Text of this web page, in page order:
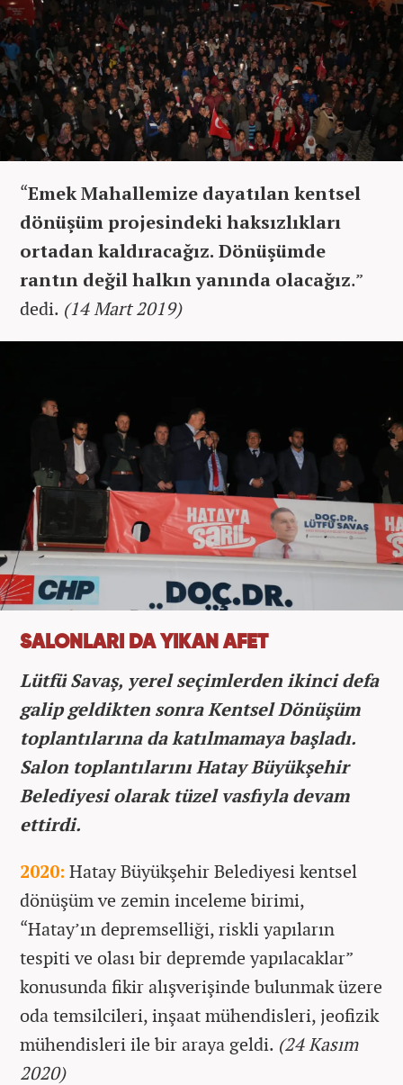
“Emek Mahallemize dayatılan kentsel
dönüşüm projesindeki haksızlıkları
ortadan kaldıracağız. Dönüşümde
rantın değil halkın yanında olacağız.”
dedi. (14 Mart 2019)
SALONLARI DA YIKAN AFET
Lütfü Savaş, yerel seçimlerden ikinci defa
galip geldikten sonra Kentsel Dönüşüm
toplantılarına da katılmamaya başladı.
Salon toplantılarını Hatay Büyükşehir
Belediyesi olarak tüzel vasfıyla devam
ettirdi.
2020: Hatay Büyükşehir Belediyesi kentsel
dönüşüm ve zemin inceleme birimi,
“Hatay’ın depremselliği, riskli yapıların
tespiti ve olası bir depremde yapılacaklar”
konusunda fikir alışverişinde bulunmak üzere
oda temsilcileri, inşaat mühendisleri, jeofizik
mühendisleri ile bir araya geldi. (24 Kasım
2020)